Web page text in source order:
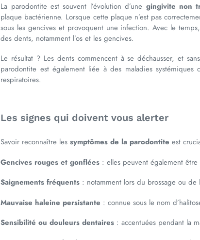
La parodontite est souvent l’évolution d’une gingivite non
plaque bactérienne. Lorsque cette plaque n’est pas
sous les gencives et provoquent une infection. Avec le
des dents, notamment l’os et les gencives.
Le résultat ? Les dents commencent à se déchausser, et
parodontite est également liée à des maladies
respiratoires.
Les signes qui doivent vous alerter
Savoir reconnaître lessymptômes de la parodontite est
Gencives rouges et gonflées : elles peuvent également
Saignements fréquents : notamment lors du brossage ou de
Mauvaise haleine persistante : connue sous le nom
Sensibilité ou douleurs dentaires : accentuées pendant la